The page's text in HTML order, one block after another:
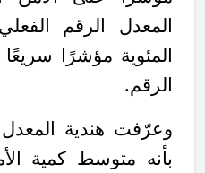
المعدل الرقم
المئوية مؤشرًا
الرقم.
وعرّفت هندية
بأنه متوسط كمية